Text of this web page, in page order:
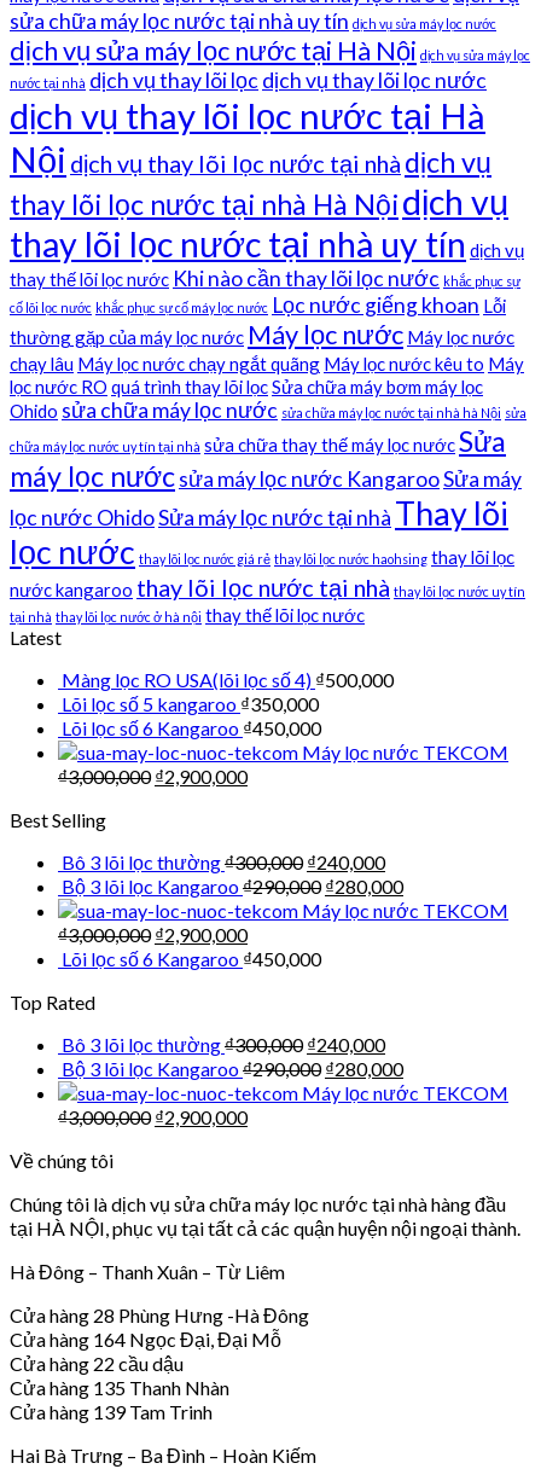
sửa chữa máy lọc nước tại nhà uy tín dịch vụ sửa máy lọc nước
dịch vụ sửa máy lọc nước tại Hà Nội dịch vụ sửa máy lọc
nước tại nhà dịch vụ thay lõi lọc dịch vụ thay lõi lọc nước
dịch vụ thay lõi lọc nước tại Hà
Nội dịch vụ thay lõi lọc nước tại nhà dịch vụ
thay lõi lọc nước tại nhà Hà Nộidịch vụ
thay lõi lọc nước tại nhà uy tín dịch vụ
thay thế lõi lọc nước Khi nào cần thay lõi lọc nước khắc phục sự
cố lõi lọc nước khắc phục sự cố máy lọc nước Lọc nước giếng khoan Lỗi
thường gặp của máy lọc nước Máy lọc nước Máy lọc nước
chạy lâu Máy lọc nước chạy ngắt quãng Máy lọc nước kêu to Máy
lọc nước RO quá trình thay lõi lọcSửa chữa máy bơm máy lọc
Ohido sửa chữa máy lọc nước sửa chữa máy lọc nước tại nhà hà Nội sửa
chữa máy lọc nước uy tín tại nhà sửa chữa thay thế máy lọc nướcSửa
máy lọc nướcsửa máy lọc nước KangarooSửa máy
lọc nước OhidoSửa máy lọc nước tại nhà Thay lõi
lọc nước thay lõi lọc nước giá rẻ thay lõi lọc nước haohsing thay lõi lọc
nước kangaroo thay lõi lọc nước tại nhà thay lõi lọc nước uy tín
tại nhà thay lõi lọc nước ở hà nội thay thế lõi lọc nước
Latest
Màng lọc RO USA(lõi lọc số 4) ₫500,000
Lõi lọc số 5 kangaroo ₫350,000
Lõi lọc số 6 Kangaroo ₫450,000
Máy lọc nước TEKCOM
₫3,000,000 ₫2,900,000
Best Selling
Bô 3 lõi lọc thường₫300,000 ₫240,000
Bộ 3 lõi lọc Kangaroo₫290,000 ₫280,000
Máy lọc nước TEKCOM
₫3,000,000 ₫2,900,000
Lõi lọc số 6 Kangaroo ₫450,000
Top Rated
Bô 3 lõi lọc thường₫300,000 ₫240,000
Bộ 3 lõi lọc Kangaroo₫290,000 ₫280,000
Máy lọc nước TEKCOM
₫3,000,000 ₫2,900,000
Về chúng tôi
Chúng tôi là dịch vụ sửa chữa máy lọc nước tại nhà hàng đầu
tại HÀ NỘI, phục vụ tại tất cả các quận huyện nội ngoại thành.
Hà Đông – Thanh Xuân – Từ Liêm
Cửa hàng 28 Phùng Hưng -Hà Đông
Cửa hàng 164 Ngọc Đại, Đại Mỗ
Cửa hàng 22 cầu dậu
Cửa hàng 135 Thanh Nhàn
Cửa hàng 139 Tam Trinh
Hai Bà Trưng – Ba Đình – Hoàn Kiếm